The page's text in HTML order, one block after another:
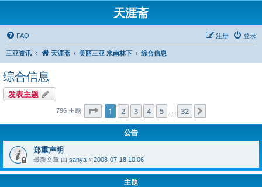
天涯斋
FAQ 登录
注册
三亚资讯 天涯斋 美丽三亚 水南林下 综合信息
综合信息
发表主题
796 主题 分页：1 32
1 2 3 4 5 32
公告
郑重声明
最新文章 由 sanya « 2008-07-18 10:06
主题